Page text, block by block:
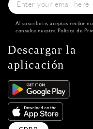
Al suscribirte, aceptas recibir
consulte nuestra Política de
Descargar la
aplicación